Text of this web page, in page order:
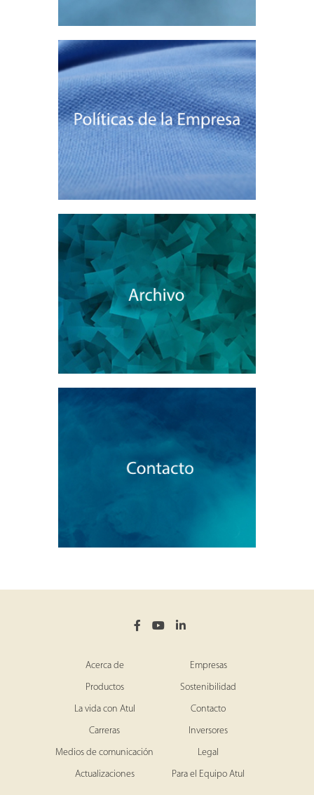
Acerca de Empresas
Productos Sostenibilidad
La vida con Atul Contacto
Carreras Inversores
Medios de comunicación Legal
Actualizaciones Para el Equipo Atul